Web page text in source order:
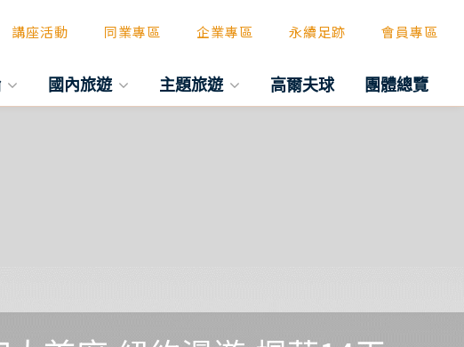
講座活動 同業專區 企業專區 永續足跡 會員專區
國內旅遊 主題旅遊 高爾夫球 團體總覽